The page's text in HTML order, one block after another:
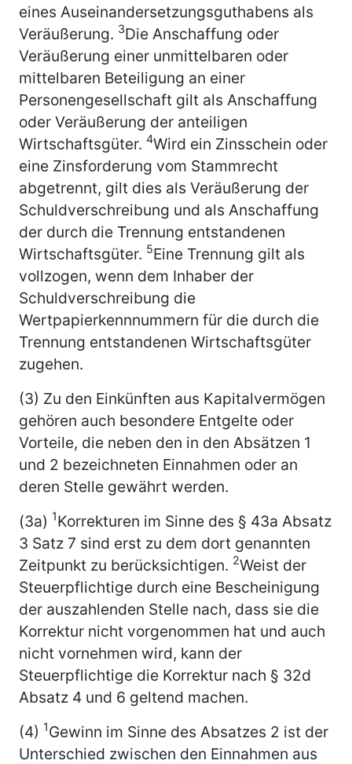
eines Auseinandersetzungsguthabens als
Veräußerung. 3Die Anschaffung oder
Veräußerung einer unmittelbaren oder
mittelbaren Beteiligung an einer
Personengesellschaft gilt als Anschaffung
oder Veräußerung der anteiligen
Wirtschaftsgüter. 4Wird ein Zinsschein oder
eine Zinsforderung vom Stammrecht
abgetrennt, gilt dies als Veräußerung der
Schuldverschreibung und als Anschaffung
der durch die Trennung entstandenen
Wirtschaftsgüter. 5Eine Trennung gilt als
vollzogen, wenn dem Inhaber der
Schuldverschreibung die
Wertpapierkennnummern für die durch die
Trennung entstandenen Wirtschaftsgüter
zugehen.
(3) Zu den Einkünften aus Kapitalvermögen
gehören auch besondere Entgelte oder
Vorteile, die neben den in den Absätzen 1
und 2 bezeichneten Einnahmen oder an
deren Stelle gewährt werden.
(3a) 1Korrekturen im Sinne des § 43a Absatz
3 Satz 7 sind erst zu dem dort genannten
Zeitpunkt zu berücksichtigen. 2Weist der
Steuerpflichtige durch eine Bescheinigung
der auszahlenden Stelle nach, dass sie die
Korrektur nicht vorgenommen hat und auch
nicht vornehmen wird, kann der
Steuerpflichtige die Korrektur nach § 32d
Absatz 4 und 6 geltend machen.
(4) 1Gewinn im Sinne des Absatzes 2 ist der
Unterschied zwischen den Einnahmen aus